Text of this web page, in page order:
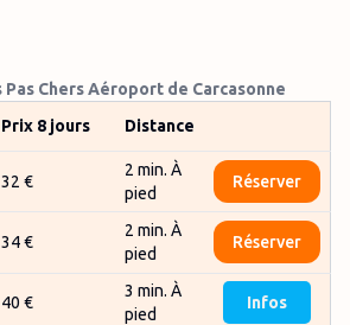
Pas Chers Aéroport de Carcasonne
Prix 8 jours Distance
32 €
2 min. À
pied
Réserver
34 €
2 min. À
pied
Réserver
40 €
3 min. À
pied
Infos